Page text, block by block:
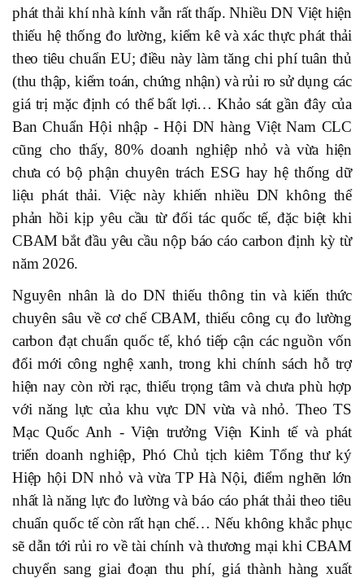
phát thải khí nhà kính vẫn rất thấp. Nhiều DN Việt hiện
thiếu hệ thống đo lường, kiểm kê và xác thực phát thải
theo tiêu chuẩn EU; điều này làm tăng chi phí tuân thủ
(thu thập, kiểm toán, chứng nhận) và rủi ro sử dụng các
giá trị mặc định có thể bất lợi… Khảo sát gần đây của
Ban Chuẩn Hội nhập - Hội DN hàng Việt Nam CLC
cũng cho thấy, 80% doanh nghiệp nhỏ và vừa hiện
chưa có bộ phận chuyên trách ESG hay hệ thống dữ
liệu phát thải. Việc này khiến nhiều DN không thể
phản hồi kịp yêu cầu từ đối tác quốc tế, đặc biệt khi
CBAM bắt đầu yêu cầu nộp báo cáo carbon định kỳ từ
năm 2026.
Nguyên nhân là do DN thiếu thông tin và kiến thức
chuyên sâu về cơ chế CBAM, thiếu công cụ đo lường
carbon đạt chuẩn quốc tế, khó tiếp cận các nguồn vốn
đổi mới công nghệ xanh, trong khi chính sách hỗ trợ
hiện nay còn rời rạc, thiếu trọng tâm và chưa phù hợp
với năng lực của khu vực DN vừa và nhỏ. Theo TS
Mạc Quốc Anh - Viện trưởng Viện Kinh tế và phát
triển doanh nghiệp, Phó Chủ tịch kiêm Tổng thư ký
Hiệp hội DN nhỏ và vừa TP Hà Nội, điểm nghẽn lớn
nhất là năng lực đo lường và báo cáo phát thải theo tiêu
chuẩn quốc tế còn rất hạn chế… Nếu không khắc phục
sẽ dẫn tới rủi ro về tài chính và thương mại khi CBAM
chuyển sang giai đoạn thu phí, giá thành hàng xuất